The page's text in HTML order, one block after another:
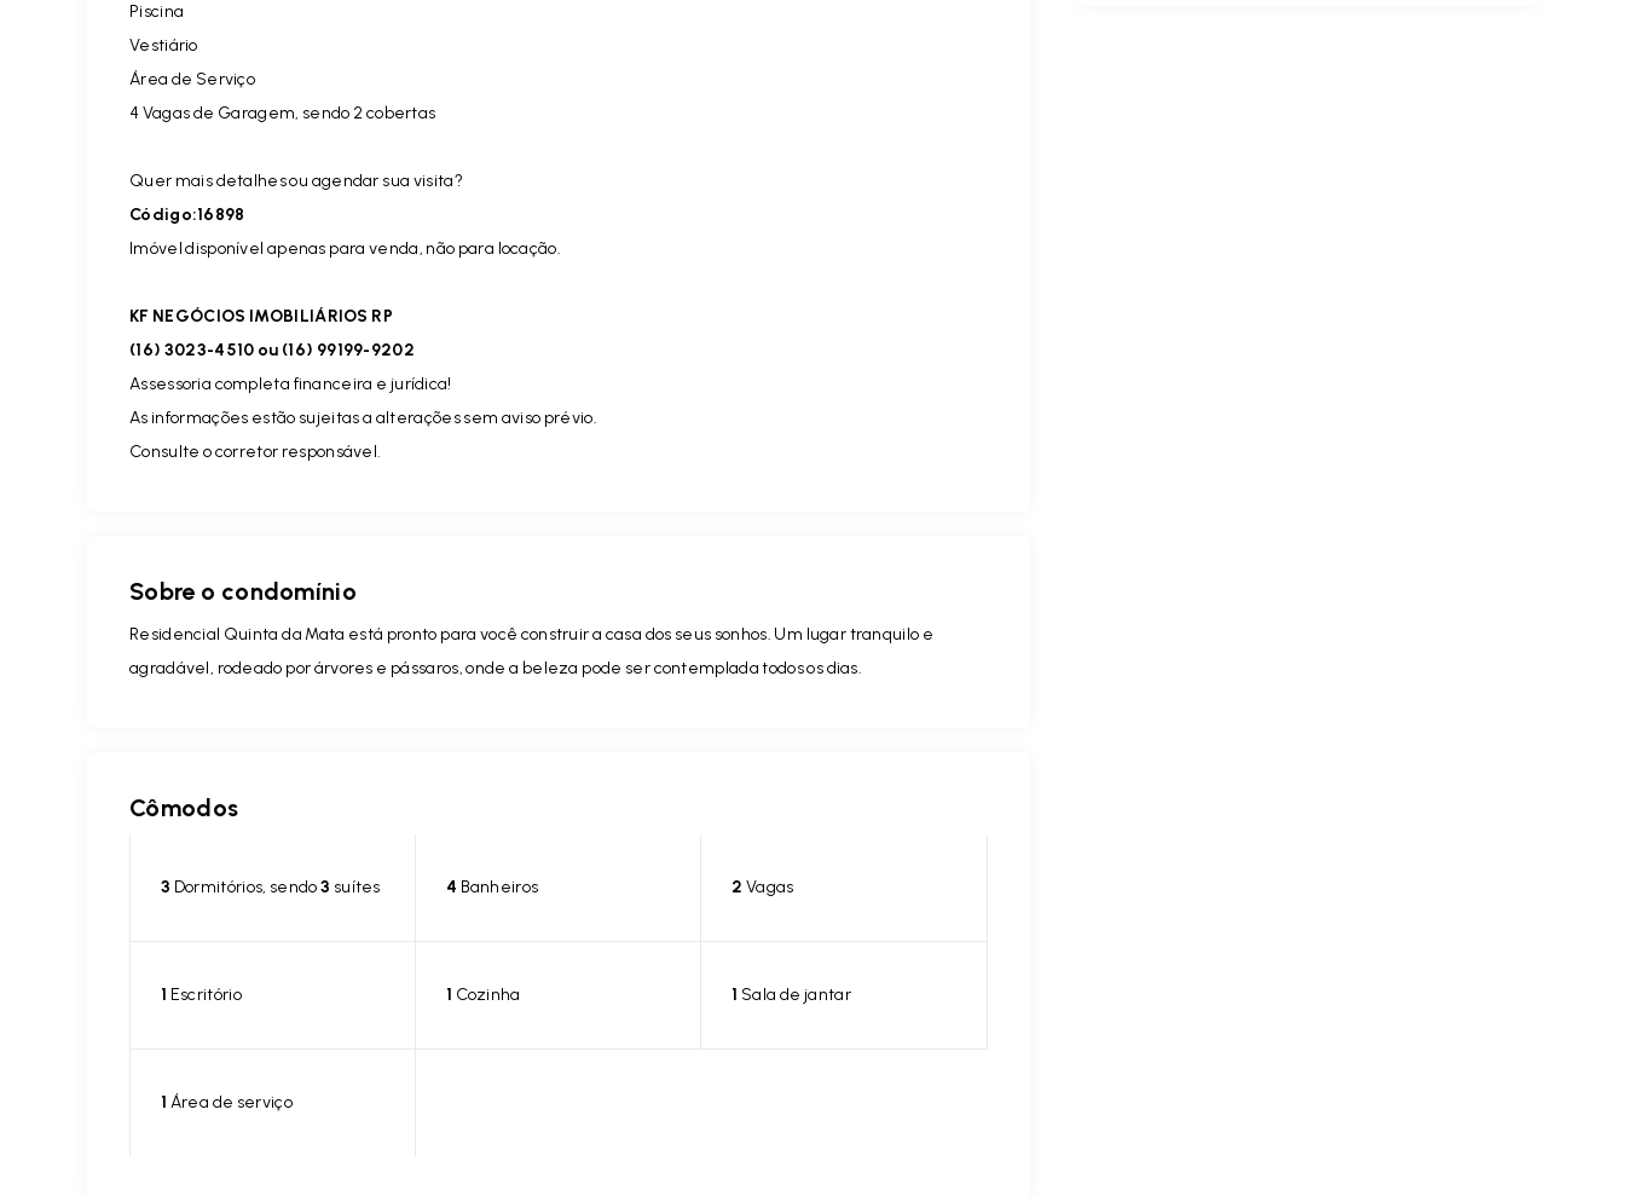
Piscina
Vestiário
Área de Serviço
4 Vagas de Garagem, sendo 2 cobertas
Quer mais detalhes ou agendar sua visita?
Código:16898
Imóvel disponível apenas para venda, não para locação.
KF NEGÓCIOS IMOBILIÁRIOS RP
(16) 3023-4510 ou (16) 99199-9202
Assessoria completa financeira e jurídica!
As informações estão sujeitas a alterações sem aviso prévio.
Consulte o corretor responsável.
Sobre o condomínio
Residencial Quinta da Mata está pronto para você construir a casa dos seus sonhos. Um lugar tranquilo e
agradável, rodeado por árvores e pássaros, onde a beleza pode ser contemplada todos os dias.
Cômodos
3 Dormitórios, sendo3 suítes 4 Banheiros 2 Vagas
1 Escritório 1 Cozinha 1 Sala de jantar
1 Área de serviço